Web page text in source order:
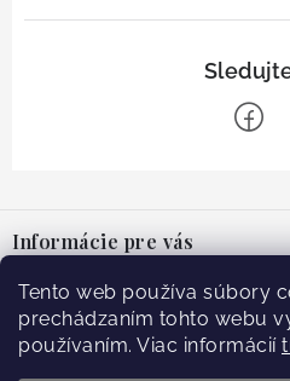
Tento web používa súbory
prechádzaním tohto webu
používaním. Viac informácií
pInformácie pre vás
O nás
Blog
Facebook